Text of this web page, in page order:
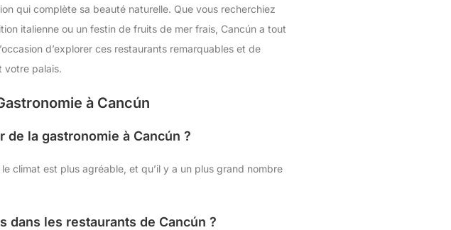
qui complète sa beauté naturelle. Que vous recherchiez
italienne ou un festin de fruits de mer frais, Cancún a tout
d’explorer ces restaurants remarquables et de
votre palais.
à Cancún
la gastronomie à Cancún ?
climat est plus agréable, et qu’il y a un plus grand nombre
les restaurants de Cancún ?